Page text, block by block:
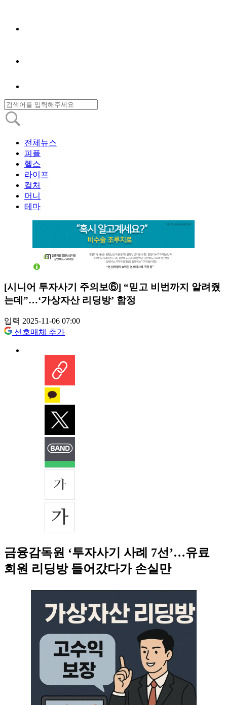
전체뉴스
피플
헬스
라이프
컬처
머니
테마
[시니어 투자사기 주의보⑥] “믿고 비번까지 알려줬
는데”…‘가상자산 리딩방’ 함정
입력 2025-11-06 07:00
선호매체 추가
금융감독원 ‘투자사기 사례 7선’…유료
회원 리딩방 들어갔다가 손실만